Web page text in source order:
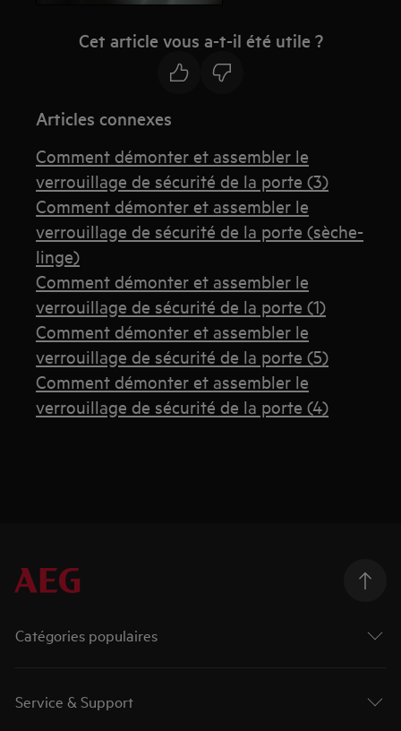
Cet article vous a-t-il été utile ?
Articles connexes
Comment démonter et assembler le
verrouillage de sécurité de la porte (3)
Comment démonter et assembler le
verrouillage de sécurité de la porte (sèche-
linge)
Comment démonter et assembler le
verrouillage de sécurité de la porte (1)
Comment démonter et assembler le
verrouillage de sécurité de la porte (5)
Comment démonter et assembler le
verrouillage de sécurité de la porte (4)
Catégories populaires
Service & Support